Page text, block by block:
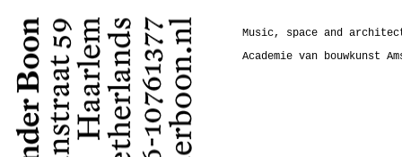
Music, space and
Academie van bouwkunst